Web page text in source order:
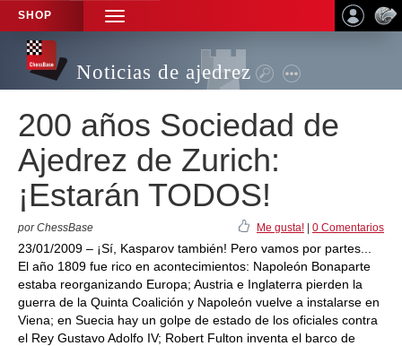
SHOP
TOGGLE
NAVIGATION
Noticias de ajedrez
200 años Sociedad de
Ajedrez de Zurich:
¡Estarán TODOS!
por ChessBase Me gusta! 0 Comentarios
23/01/2009 – ¡Sí, Kasparov también! Pero vamos por partes...
El año 1809 fue rico en acontecimientos: Napoleón Bonaparte
estaba reorganizando Europa; Austria e Inglaterra pierden la
guerra de la Quinta Coalición y Napoleón vuelve a instalarse en
Viena; en Suecia hay un golpe de estado de los oficiales contra
el Rey Gustavo Adolfo IV; Robert Fulton inventa el barco de